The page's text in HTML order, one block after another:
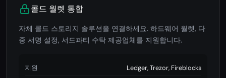
콜드 월렛 통합
자체 콜드 스토리지 솔루션을 연결하세요. 하드웨어 월렛, 다
중 서명 설정, 서드파티 수탁 제공업체를 지원합니다.
지원
Ledger, Trezor, Fireblocks